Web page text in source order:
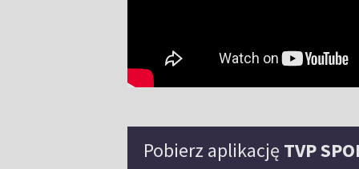
Pobierz aplikację TVP